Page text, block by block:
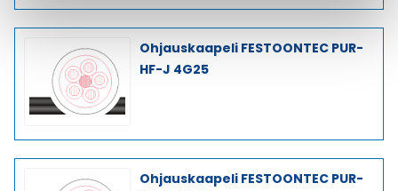
Ohjauskaapeli FESTOONTEC PUR-
HF-J 4G25
Ohjauskaapeli FESTOONTEC PUR-